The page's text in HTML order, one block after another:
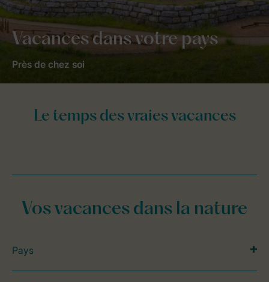
Vacances dans votre pays
Près de chez soi
Vos vacances dans la nature
Pays